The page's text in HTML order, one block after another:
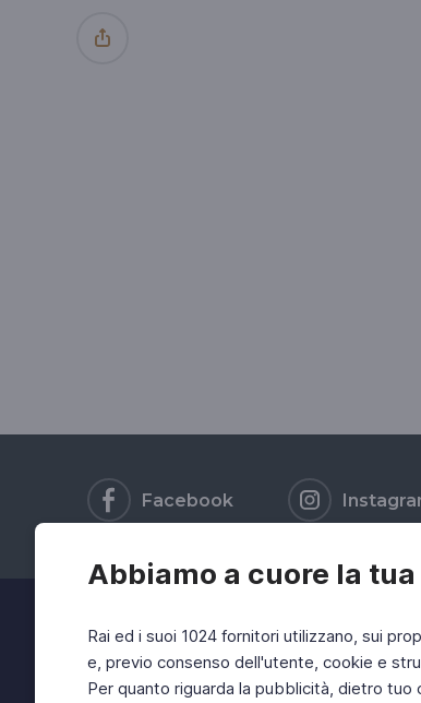
Abbiamo a cuore la
Rai ed i suoi 1024 fornitori utilizzano, sui
e, previo consenso dell'utente, cookie e
Per quanto riguarda la pubblicità, dietro
Facebook